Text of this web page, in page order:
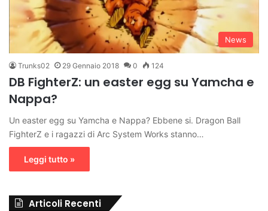
News
Trunks02 29 Gennaio 2018 0 124
DB FighterZ: un easter egg su Yamcha e
Nappa?
Un easter egg su Yamcha e Nappa? Ebbene si. Dragon Ball
FighterZ e i ragazzi di Arc System Works stanno…
Leggi tutto »
Articoli Recenti